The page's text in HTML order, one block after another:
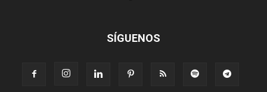
SÍGUENOS